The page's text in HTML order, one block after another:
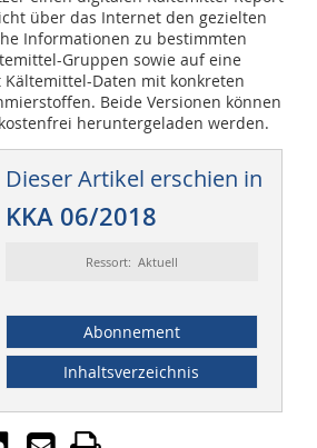
über das Internet den gezielten
Informationen zu bestimmten
Gruppen sowie auf eine
Daten mit konkreten
Beide Versionen können
kostenfrei heruntergeladen werden.
Dieser Artikel erschien in
KKA 06/2018
Ressort: Aktuell
Abonnement
Inhaltsverzeichnis